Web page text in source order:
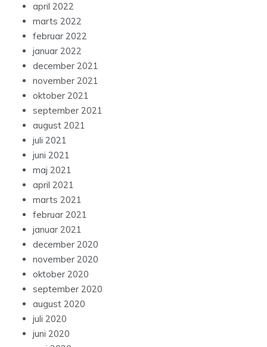
april 2022
marts 2022
februar 2022
januar 2022
december 2021
november 2021
oktober 2021
september 2021
august 2021
juli 2021
juni 2021
maj 2021
april 2021
marts 2021
februar 2021
januar 2021
december 2020
november 2020
oktober 2020
september 2020
august 2020
juli 2020
juni 2020